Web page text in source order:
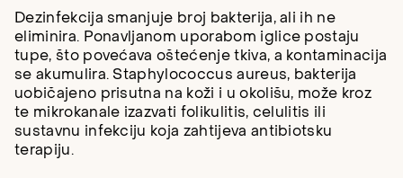
Dezinfekcija smanjuje broj bakterija, ali ih ne
eliminira. Ponavljanom uporabom iglice postaju
tupe, što povećava oštećenje tkiva, a kontaminacija
se akumulira. Staphylococcus aureus, bakterija
uobičajeno prisutna na koži i u okolišu, može kroz
te mikrokanale izazvati folikulitis, celulitis ili
sustavnu infekciju koja zahtijeva antibiotsku
terapiju.